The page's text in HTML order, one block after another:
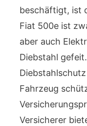
beschäftigt, ist
Fiat 500e ist
aber auch
Diebstahl
Fahrzeug
Versicherer